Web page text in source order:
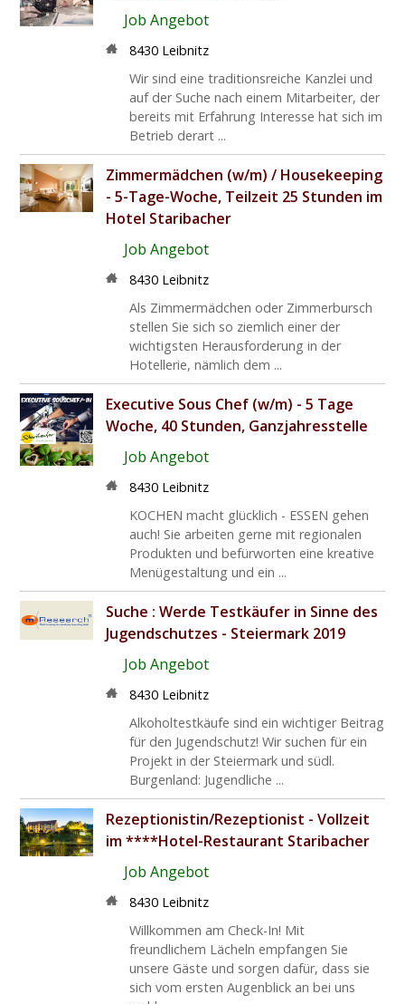
Job Angebot
8430 Leibnitz
Wir sind eine traditionsreiche Kanzlei und
auf der Suche nach einem Mitarbeiter, der
bereits mit Erfahrung Interesse hat sich im
Betrieb derart ...
Zimmermädchen (w/m) / Housekeeping
- 5-Tage-Woche, Teilzeit 25 Stunden im
Hotel Staribacher
Job Angebot
8430 Leibnitz
Als Zimmermädchen oder Zimmerbursch
stellen Sie sich so ziemlich einer der
wichtigsten Herausforderung in der
Hotellerie, nämlich dem ...
Executive Sous Chef (w/m) - 5 Tage
Woche, 40 Stunden, Ganzjahresstelle
Job Angebot
8430 Leibnitz
KOCHEN macht glücklich - ESSEN gehen
auch! Sie arbeiten gerne mit regionalen
Produkten und befürworten eine kreative
Menügestaltung und ein ...
Suche :Werde Testkäufer in Sinne des
Jugendschutzes - Steiermark 2019
Job Angebot
8430 Leibnitz
Alkoholtestkäufe sind ein wichtiger Beitrag
für den Jugendschutz! Wir suchen für ein
Projekt in der Steiermark und südl.
Burgenland: Jugendliche ...
Rezeptionistin/Rezeptionist - Vollzeit
im ****Hotel-Restaurant Staribacher
Job Angebot
8430 Leibnitz
Willkommen am Check-In! Mit
freundlichem Lächeln empfangen Sie
unsere Gäste und sorgen dafür, dass sie
sich vom ersten Augenblick an bei uns